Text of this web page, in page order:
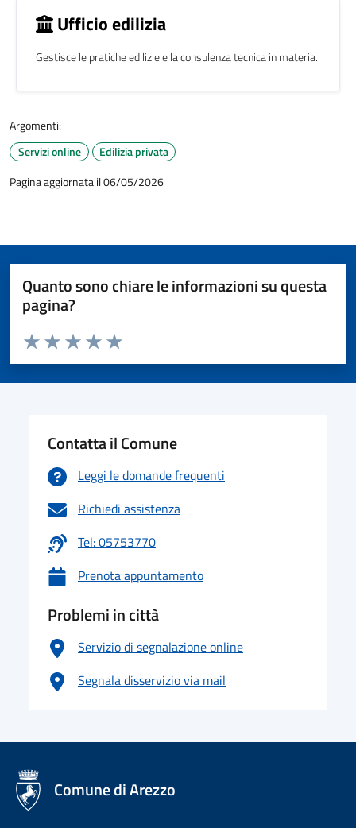
Ufficio edilizia
Gestisce le pratiche edilizie e la consulenza tecnica in materia.
Argomenti:
Servizi online
Edilizia privata
Pagina aggiornata il 06/05/2026
Quanto sono chiare le informazioni su questa
pagina?
Valuta da 1 a 5 stelle la pagina
Valuta 5 stelle su 5
Valuta 4 stelle su 5
Valuta 3 stelle su 5
Valuta 2 stelle su 5
Valuta 1 stelle su 5
Contatta il Comune
Leggi le domande frequenti
Richiedi assistenza
Tel: 05753770
Prenota appuntamento
Problemi in città
Servizio di segnalazione online
Segnala disservizio via mail
logo Unione Europea
Comune di Arezzo